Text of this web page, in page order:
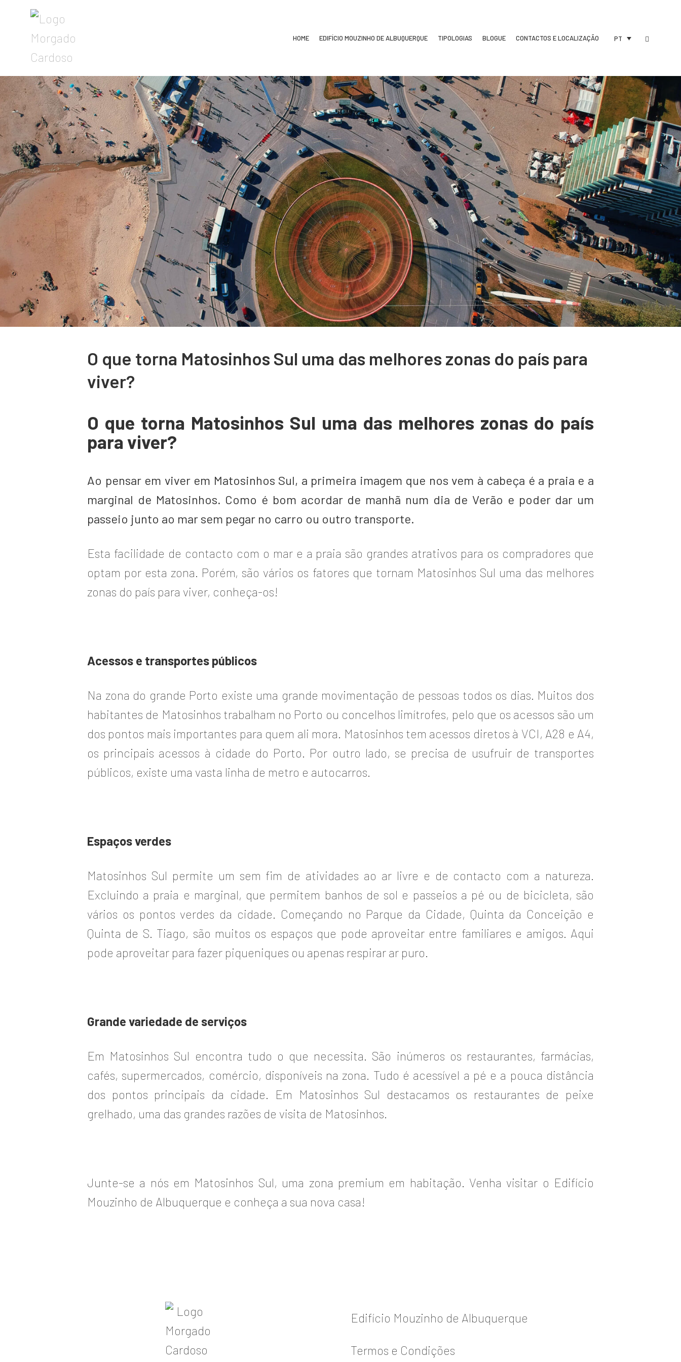
HOME EDIFÍCIO MOUZINHO DE ALBUQUERQUE TIPOLOGIAS BLOGUE CONTACTOS E LOCALIZAÇÃO PT
O que torna Matosinhos Sul uma das melhores zonas do país para
viver?
O que torna Matosinhos Sul uma das melhores zonas do país
para viver?
Ao pensar em viver em Matosinhos Sul, a primeira imagem que nos vem à cabeça é a praia e a
marginal de Matosinhos. Como é bom acordar de manhã num dia de Verão e poder dar um
passeio junto ao mar sem pegar no carro ou outro transporte.
Esta facilidade de contacto com o mar e a praia são grandes atrativos para os compradores que
optam por esta zona. Porém, são vários os fatores que tornam Matosinhos Sul uma das melhores
zonas do país para viver, conheça-os!
Acessos e transportes públicos
Na zona do grande Porto existe uma grande movimentação de pessoas todos os dias. Muitos dos
habitantes de Matosinhos trabalham no Porto ou concelhos limítrofes, pelo que os acessos são um
dos pontos mais importantes para quem ali mora. Matosinhos tem acessos diretos à VCI, A28 e A4,
os principais acessos à cidade do Porto. Por outro lado, se precisa de usufruir de transportes
públicos, existe uma vasta linha de metro e autocarros.
Espaços verdes
Matosinhos Sul permite um sem fim de atividades ao ar livre e de contacto com a natureza.
Excluindo a praia e marginal, que permitem banhos de sol e passeios a pé ou de bicicleta, são
vários os pontos verdes da cidade. Começando no Parque da Cidade, Quinta da Conceição e
Quinta de S. Tiago, são muitos os espaços que pode aproveitar entre familiares e amigos. Aqui
pode aproveitar para fazer piqueniques ou apenas respirar ar puro.
Grande variedade de serviços
Em Matosinhos Sul encontra tudo o que necessita. São inúmeros os restaurantes, farmácias,
cafés, supermercados, comércio, disponíveis na zona. Tudo é acessível a pé e a pouca distância
dos pontos principais da cidade. Em Matosinhos Sul destacamos os restaurantes de peixe
grelhado, uma das grandes razões de visita de Matosinhos.
Junte-se a nós em Matosinhos Sul, uma zona premium em habitação. Venha visitar o Edifício
Mouzinho de Albuquerque e conheça a sua nova casa!
Edifício Mouzinho de Albuquerque
Termos e Condições